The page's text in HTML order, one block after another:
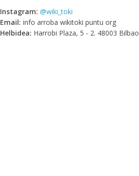
Instagram: @wiki_toki
Email: info arroba wikitoki puntu org
Helbidea: Harrobi Plaza, 5 - 2. 48003 Bilbao